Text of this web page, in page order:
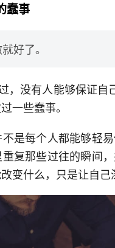
蠢事
好了。
，没有人能够保证
一些蠢事。
是每个人都能够轻
复那些过往的瞬间
变什么，只是让自己